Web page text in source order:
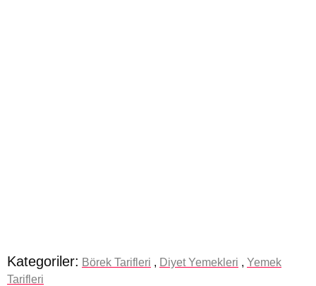
Kategoriler: Börek Tarifleri , Diyet Yemekleri , Yemek
Tarifleri